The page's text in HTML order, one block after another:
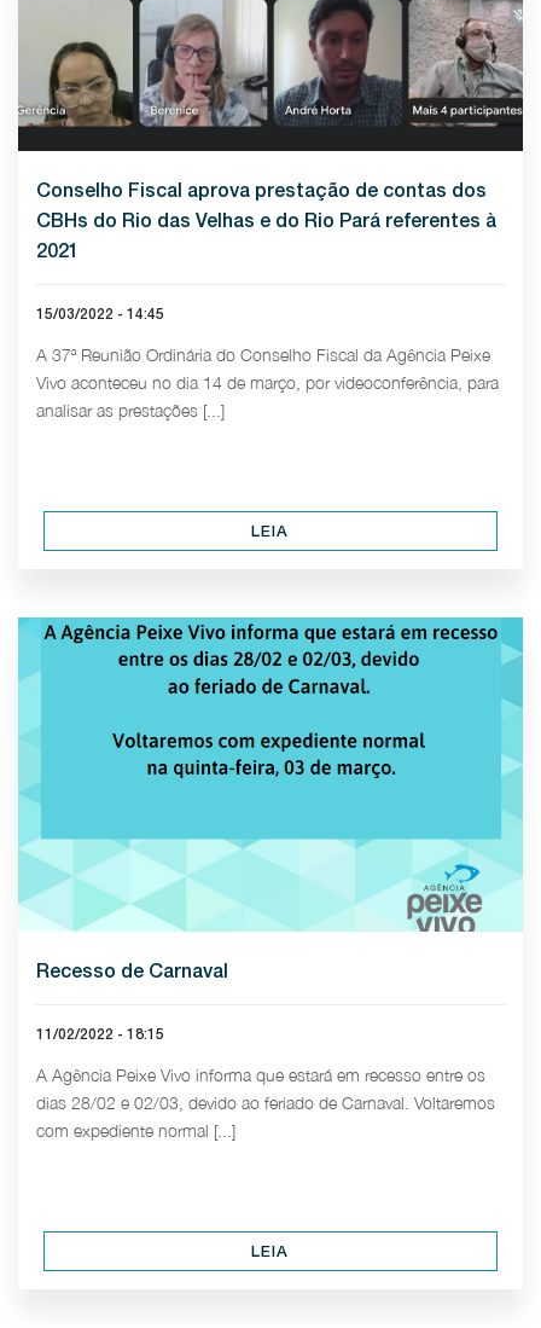
Conselho Fiscal aprova prestação de contas dos
CBHs do Rio das Velhas e do Rio Pará referentes à
2021
15/03/2022 - 14:45
A 37ª Reunião Ordinária do Conselho Fiscal da Agência Peixe
Vivo aconteceu no dia 14 de março, por videoconferência, para
analisar as prestações [...]
LEIA
Recesso de Carnaval
11/02/2022 - 18:15
A Agência Peixe Vivo informa que estará em recesso entre os
dias 28/02 e 02/03, devido ao feriado de Carnaval. Voltaremos
com expediente normal [...]
LEIA